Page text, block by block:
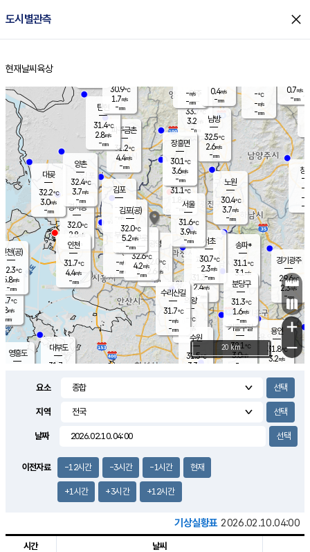
도시별관측 close
홈
현재날씨 육상
의도
℃
m/s
mm
영흥도
양주
33.7℃
3.2
-mm
과천
31.3℃
2.4m/s
- mm
용인
31.8℃
3.2m/s
경기광주
29.6℃
2.3m/s
-mm
4.9m/s
대부도
31.7
경서동
32.0℃
2.8 m/s
-mm
파주금촌
31.2℃
4.4m/s
-mm
-℃
-m/s
-mm
대곶
32.2℃
3.0m/s
-mm
창
-
-m/
-
탄현
31.4℃
2.8m/s
-mm
0.7m/s
-mm
의왕
- ℃
m/s
mm
김포
- ℃
-m/s
mm
광명
32.0
℃
2.6 m/s
-mm
부천
-℃
-m/s
-mm
양촌
32.4℃
3.7m/s
-mm
구로
32.6℃
4.2m/s
-mm
은평
31.1℃
1.8 m/s
- mm
노원
30.4℃
3.7m/s
-mm
송파*
31.1℃
3.1 m/s
-mm
서초
30.7℃
2.3m/s
-mm
남방
32.5℃
2.6m/s
-mm
기흥구갈
32.1℃
3.0m/s
-
수리산길
31.7℃
-m/s
-mm
분당구
31.3℃
1.6m/s
-mm
장흥면
30.1℃
3.6m/s
-mm
-m/s
-mm
인천(공)
32.3℃
5.8m/s
-mm
김포(공)
32.0℃
5.2m/s
-mm
수원
31.5℃
3.3 m/s
인천
31.7℃
4.4m/s
-mm
서울
31.6℃
3.9m/s
-mm
30.9℃
1.7m/s
-mm
0.4m/s
-mm
+
−
20 km
요소
지역
날짜
이전자료 -12시간 -3시간 -1시간 현재
+1시간 +3시간 +12시간
기상실황표 2026.02.10.04:00
시간 날씨